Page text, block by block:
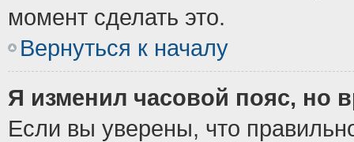
момент сделать это.
Вернуться к началу
Я изменил часовой пояс, но
Если вы уверены, что